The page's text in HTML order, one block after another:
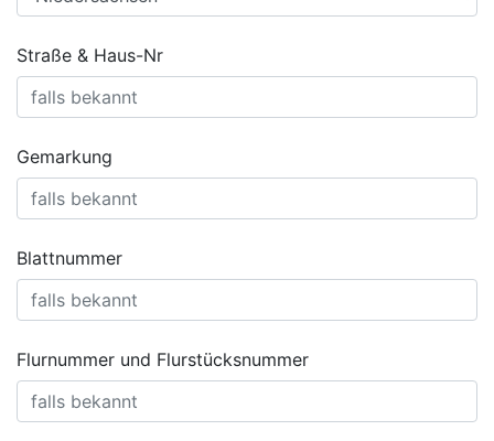
Straße & Haus-Nr
Gemarkung
Blattnummer
Flurnummer und Flurstücksnummer